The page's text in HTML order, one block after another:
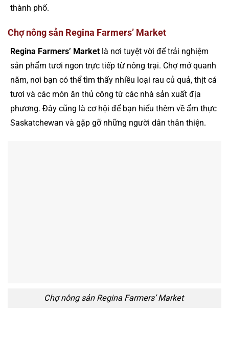
thành phố.
Chợ nông sản Regina Farmers’ Market
Regina Farmers’ Market là nơi tuyệt vời để trải nghiệm
sản phẩm tươi ngon trực tiếp từ nông trại. Chợ mở quanh
năm, nơi bạn có thể tìm thấy nhiều loại rau củ quả, thịt cá
tươi và các món ăn thủ công từ các nhà sản xuất địa
phương. Đây cũng là cơ hội để bạn hiểu thêm về ẩm thực
Saskatchewan và gặp gỡ những người dân thân thiện.
Chợ nông sản Regina Farmers’ Market